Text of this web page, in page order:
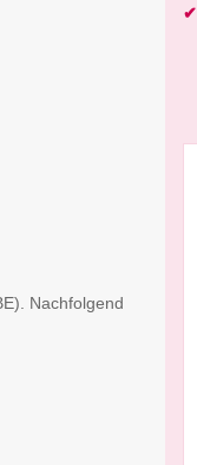
Nachfolgend
✔